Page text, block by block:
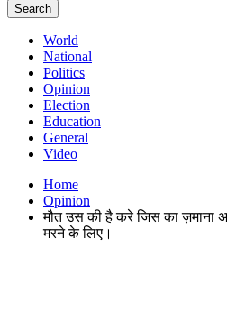
Search
World
National
Politics
Opinion
Election
Education
General
Video
Home
Opinion
मौत उस की है करे जिस का ज़माना
मरने के लिए।